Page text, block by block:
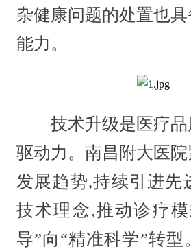
杂健康问题的处置也具
能力。
技术升级是医疗品
驱动力。南昌附大医
发展趋势,持续引进先
技术理念,推动诊疗
导”向“精准科学”转型